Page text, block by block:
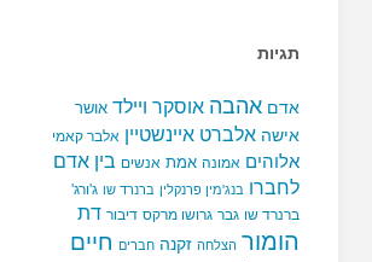
תגיות
אדם אהבה אוסקר ויילד אושר
אישה אלברט איינשטיין אלבר קאמי
אלוהים אמונה אמת אנשים בין אדם
לחברו בנג'מין פרנקלין ברנרד שו ג'ורג'
ברנרד שו גבר גרושו מרקס דיבור דת
הומור הצלחה זקנה חברים חיים